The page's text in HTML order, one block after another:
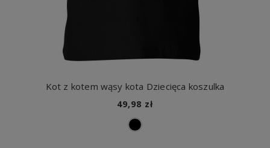
Kot z kotem wąsy kota Dziecięca koszulka
49,98 zł